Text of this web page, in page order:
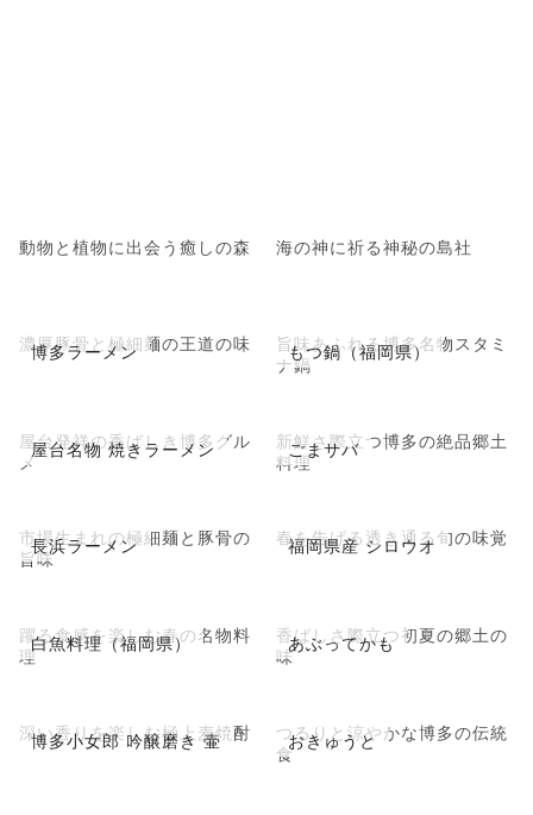
動物と植物に出会う癒しの森 海の神に祈る神秘の島社
博多ラーメン
濃厚豚骨と極細麺の王道の味 もつ鍋（福岡県）
旨味あふれる博多名物スタミ
ナ鍋
屋台名物 焼きラーメン
屋台発祥の香ばしき博多グル
メ
ごまサバ
新鮮さ際立つ博多の絶品郷土
料理
長浜ラーメン
市場生まれの極細麺と豚骨の
旨味
福岡県産 シロウオ
春を告げる透き通る旬の味覚
白魚料理（福岡県）
躍る食感を楽しむ春の名物料
理
あぶってかも
香ばしさ際立つ初夏の郷土の
味
博多小女郎 吟醸磨き 壷
深い香りを楽しむ極上麦焼酎 おきゅうと
つるりと涼やかな博多の伝統
食